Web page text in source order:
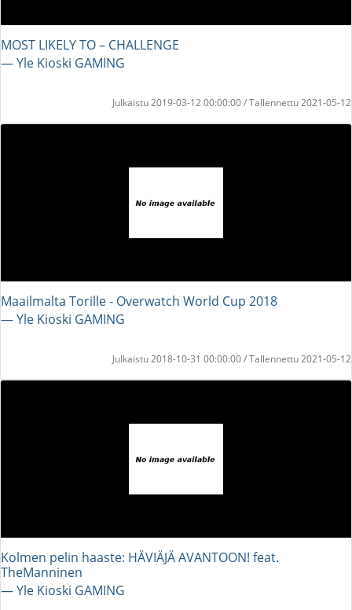
MOST LIKELY TO – CHALLENGE
― Yle Kioski GAMING
Julkaistu 2019-03-12 00:00:00 / Tallennettu 2021-05-12
Maailmalta Torille - Overwatch World Cup 2018
― Yle Kioski GAMING
Julkaistu 2018-10-31 00:00:00 / Tallennettu 2021-05-12
Kolmen pelin haaste: HÄVIÄJÄ AVANTOON! feat.
TheManninen
― Yle Kioski GAMING